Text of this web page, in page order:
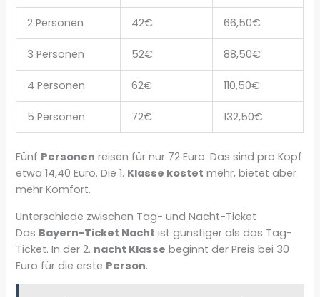
2 Personen 42€ 66,50€
3 Personen 52€ 88,50€
4 Personen 62€ 110,50€
5 Personen 72€ 132,50€
Fünf Personen reisen für nur 72 Euro. Das sind pro Kopf
etwa 14,40 Euro. Die 1. Klasse kostet mehr, bietet aber
mehr Komfort.
Unterschiede zwischen Tag- und Nacht-Ticket
Das Bayern-Ticket Nacht ist günstiger als das Tag-
Ticket. In der 2. nacht Klasse beginnt der Preis bei 30
Euro für die erste Person.